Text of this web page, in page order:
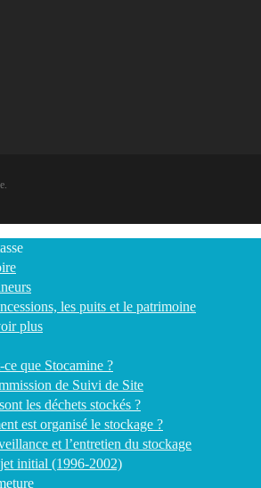
les puits et le patrimoine
plus
ce que Stocamine ?
de Suivi de Site
les déchets stockés ?
est organisé le stockage ?
et l’entretien du stockage
initial (1996-2002)